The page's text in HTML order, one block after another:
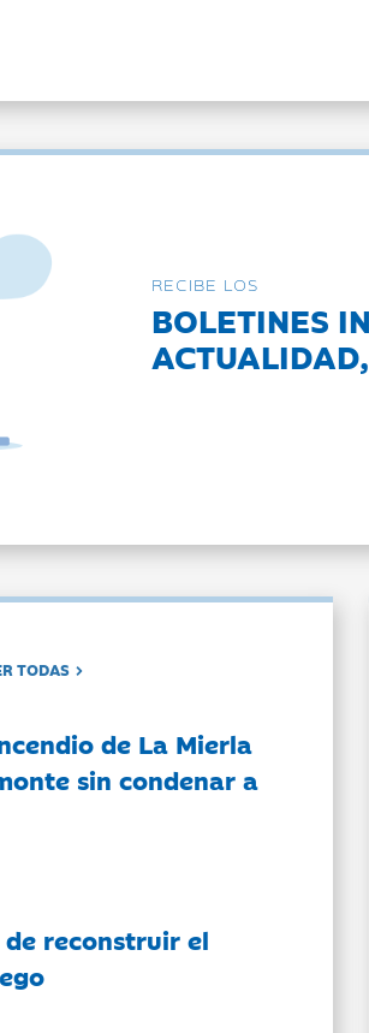
RECIBE LOS
BOLETINES
TODAS
de La Mierla
sin condenar a
de reconstruir el